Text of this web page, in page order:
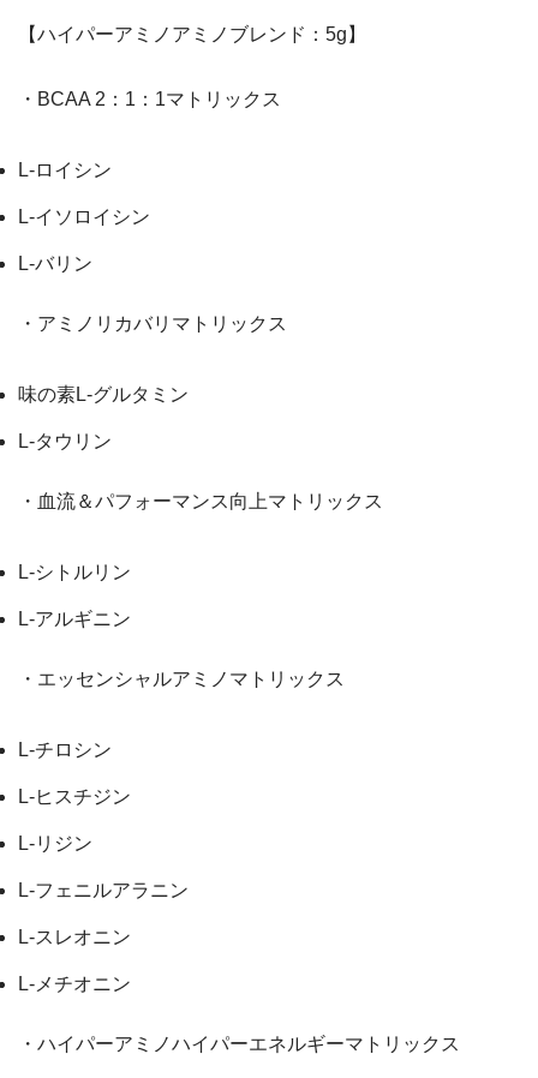
【ハイパーアミノアミノブレンド：5g】
・BCAA 2：1：1マトリックス
L-ロイシン
L-イソロイシン
L-バリン
・アミノリカバリマトリックス
味の素L-グルタミン
L-タウリン
・血流＆パフォーマンス向上マトリックス
L-シトルリン
L-アルギニン
・エッセンシャルアミノマトリックス
L-チロシン
L-ヒスチジン
L-リジン
L-フェニルアラニン
L-スレオニン
L-メチオニン
・ハイパーアミノハイパーエネルギーマトリックス